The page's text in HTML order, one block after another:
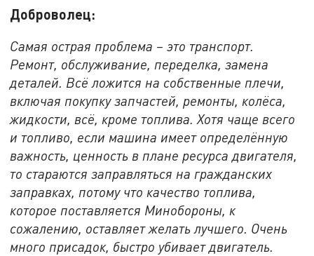
Доброволец:
Самая острая проблема – это транспорт.
Ремонт, обслуживание, переделка, замена
деталей. Всё ложится на собственные плечи,
включая покупку запчастей, ремонты, колёса,
жидкости, всё, кроме топлива. Хотя чаще всего
и топливо, если машина имеет определённую
важность, ценность в плане ресурса двигателя,
то стараются заправляться на гражданских
заправках, потому что качество топлива,
которое поставляется Минобороны, к
сожалению, оставляет желать лучшего. Очень
много присадок, быстро убивает двигатель.